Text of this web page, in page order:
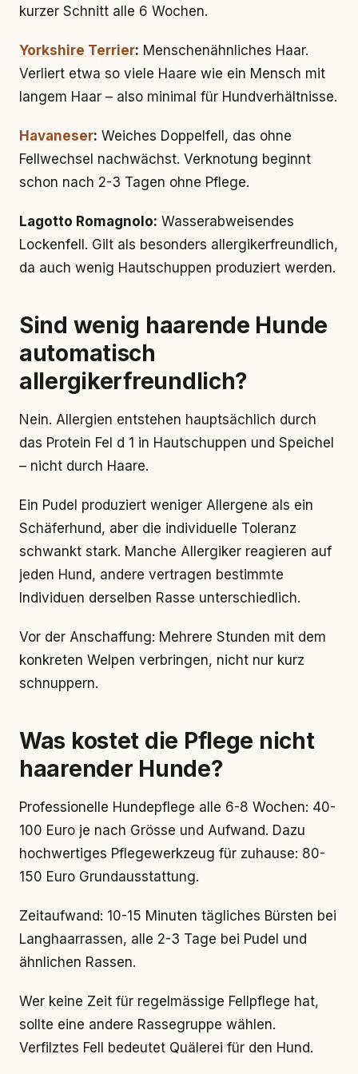
kurzer Schnitt alle 6 Wochen.
Yorkshire Terrier: Menschenähnliches Haar.
Verliert etwa so viele Haare wie ein Mensch mit
langem Haar – also minimal für Hundverhältnisse.
Havaneser: Weiches Doppelfell, das ohne
Fellwechsel nachwächst. Verknotung beginnt
schon nach 2-3 Tagen ohne Pflege.
Lagotto Romagnolo: Wasserabweisendes
Lockenfell. Gilt als besonders allergikerfreundlich,
da auch wenig Hautschuppen produziert werden.
Sind wenig haarende Hunde
automatisch
allergikerfreundlich?
Nein. Allergien entstehen hauptsächlich durch
das Protein Fel d 1 in Hautschuppen und Speichel
– nicht durch Haare.
Ein Pudel produziert weniger Allergene als ein
Schäferhund, aber die individuelle Toleranz
schwankt stark. Manche Allergiker reagieren auf
jeden Hund, andere vertragen bestimmte
Individuen derselben Rasse unterschiedlich.
Vor der Anschaffung: Mehrere Stunden mit dem
konkreten Welpen verbringen, nicht nur kurz
schnuppern.
Was kostet die Pflege nicht
haarender Hunde?
Professionelle Hundepflege alle 6-8 Wochen: 40-
100 Euro je nach Grösse und Aufwand. Dazu
hochwertiges Pflegewerkzeug für zuhause: 80-
150 Euro Grundausstattung.
Zeitaufwand: 10-15 Minuten tägliches Bürsten bei
Langhaarrassen, alle 2-3 Tage bei Pudel und
ähnlichen Rassen.
Wer keine Zeit für regelmässige Fellpflege hat,
sollte eine andere Rassegruppe wählen.
Verfilztes Fell bedeutet Quälerei für den Hund.